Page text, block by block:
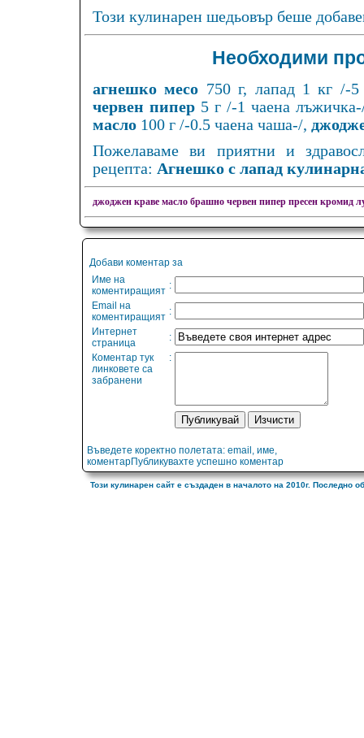
Този кулинарен шедьовър беше
Необходими
агнешко месо 750 г, лапад 1 кг /-
червен пипер5 г /-1 чаена
масло 100 г /-0.5 чаена чаша-/,
Пожелаваме ви приятни и
рецепта: Агнешко с лапад
джоджен краве масло брашно червен пипер пресен кромид
Добави коментар за
Име на
коментиращият :
Email на
коментиращият :
Интернет
страница
:
Коментар тук
линковете са
забранени
:
Въведете коректно полетата: email, име,
коментарПубликувахте успешно коментар
Този кулинарен сайт е създаден в началото на 2010г. Последно